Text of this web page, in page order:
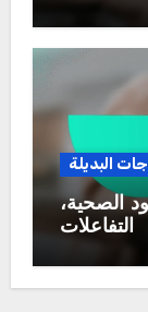
البديلة
الصحية،
التفاعلات